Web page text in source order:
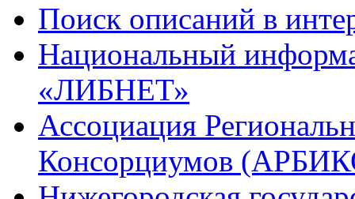
Поиск описаний в
Национальный
«ЛИБНЕТ»
Ассоциация
Консорциумов